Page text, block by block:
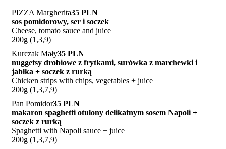
PIZZA Margherita35 PLN
sos pomidorowy, ser i soczek
Cheese, tomato sauce and juice
200g (1,3,9)
Kurczak Mały35 PLN
nuggetsy drobiowe z frytkami, surówka z marchewki i
jabłka + soczek z rurką
Chicken strips with chips, vegetables + juice
200g (1,3,7,9)
Pan Pomidor35 PLN
makaron spaghetti otulony delikatnym sosem Napoli +
soczek z rurką
Spaghetti with Napoli sauce + juice
200g (1,3,7,9)